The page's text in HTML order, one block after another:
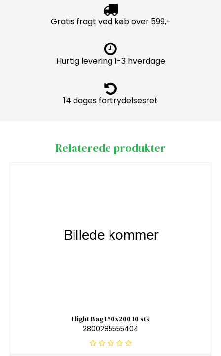
Gratis fragt ved køb over 599,-
Hurtig levering 1-3 hverdage
14 dages fortrydelsesret
Relaterede produkter
Flight Bag 150x200 10 stk
2800285555404